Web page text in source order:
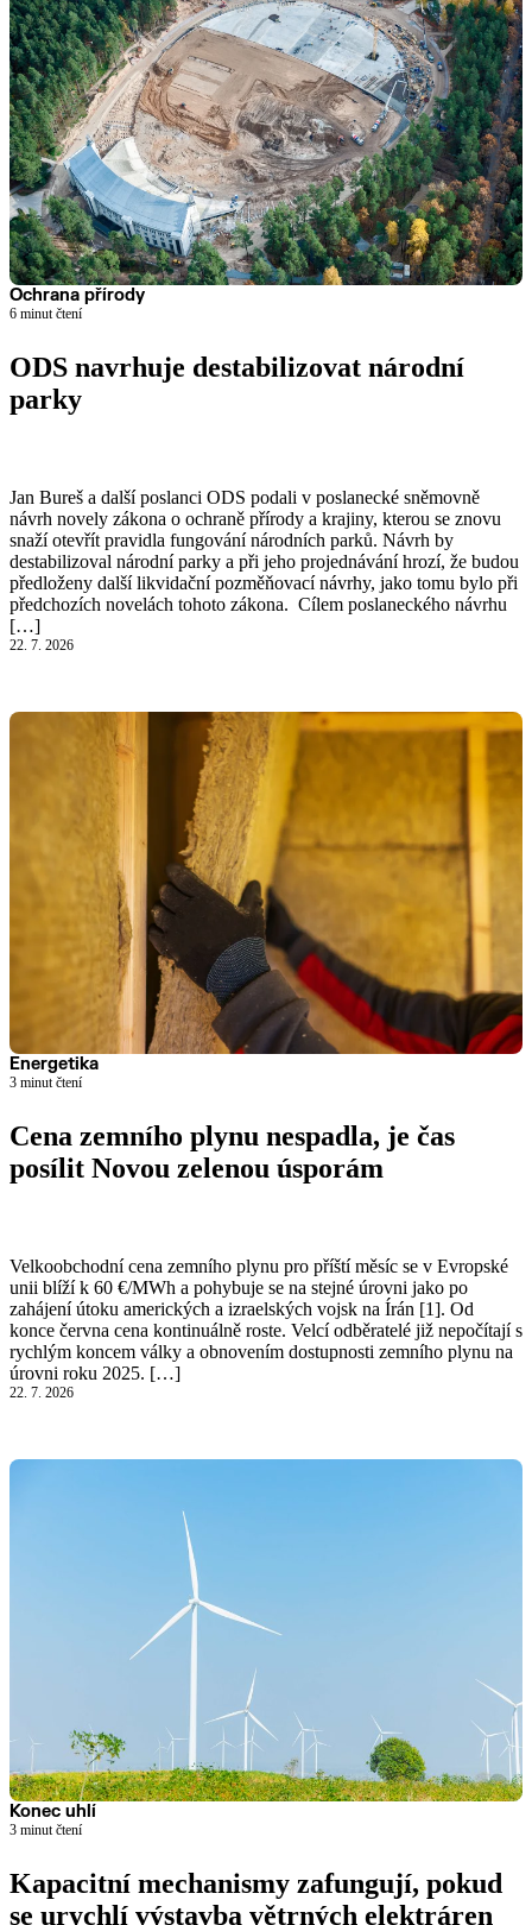
Ochrana přírody
6 minut čtení
ODS navrhuje destabilizovat národní
parky
Jan Bureš a další poslanci ODS podali v poslanecké sněmovně
návrh novely zákona o ochraně přírody a krajiny, kterou se znovu
snaží otevřít pravidla fungování národních parků. Návrh by
destabilizoval národní parky a při jeho projednávání hrozí, že budou
předloženy další likvidační pozměňovací návrhy, jako tomu bylo při
předchozích novelách tohoto zákona. Cílem poslaneckého návrhu
[…]
22. 7. 2026
Energetika
3 minut čtení
Cena zemního plynu nespadla, je čas
posílit Novou zelenou úsporám
Velkoobchodní cena zemního plynu pro příští měsíc se v Evropské
unii blíží k 60 €/MWh a pohybuje se na stejné úrovni jako po
zahájení útoku amerických a izraelských vojsk na Írán [1]. Od
konce června cena kontinuálně roste. Velcí odběratelé již nepočítají s
rychlým koncem války a obnovením dostupnosti zemního plynu na
úrovni roku 2025. […]
22. 7. 2026
Konec uhlí
3 minut čtení
Kapacitní mechanismy zafungují, pokud
se urychlí výstavba větrných elektráren